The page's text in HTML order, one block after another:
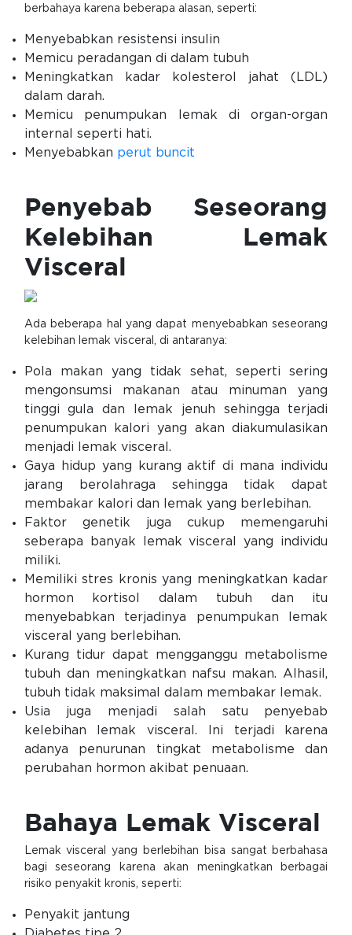
berbahaya karena beberapa alasan, seperti:
Menyebabkan resistensi insulin
Memicu peradangan di dalam tubuh
Meningkatkan kadar kolesterol jahat (LDL)
dalam darah.
Memicu penumpukan lemak di organ-organ
internal seperti hati.
Menyebabkan perut buncit
Penyebab Seseorang
Kelebihan Lemak
Visceral
Ada beberapa hal yang dapat menyebabkan seseorang
kelebihan lemak visceral, di antaranya:
Pola makan yang tidak sehat, seperti sering
mengonsumsi makanan atau minuman yang
tinggi gula dan lemak jenuh sehingga terjadi
penumpukan kalori yang akan diakumulasikan
menjadi lemak visceral.
Gaya hidup yang kurang aktif di mana individu
jarang berolahraga sehingga tidak dapat
membakar kalori dan lemak yang berlebihan.
Faktor genetik juga cukup memengaruhi
seberapa banyak lemak visceral yang individu
miliki.
Memiliki stres kronis yang meningkatkan kadar
hormon kortisol dalam tubuh dan itu
menyebabkan terjadinya penumpukan lemak
visceral yang berlebihan.
Kurang tidur dapat mengganggu metabolisme
tubuh dan meningkatkan nafsu makan. Alhasil,
tubuh tidak maksimal dalam membakar lemak.
Usia juga menjadi salah satu penyebab
kelebihan lemak visceral. Ini terjadi karena
adanya penurunan tingkat metabolisme dan
perubahan hormon akibat penuaan.
Bahaya Lemak Visceral
Lemak visceral yang berlebihan bisa sangat berbahasa
bagi seseorang karena akan meningkatkan berbagai
risiko penyakit kronis, seperti:
Penyakit jantung